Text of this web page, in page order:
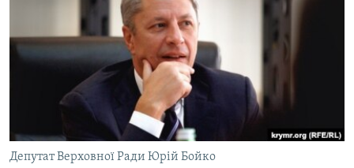
КИТАЙ.ВИКЛИКИ
МУЛЬТИМЕДІА
СПЕЦПРОЄКТИ
ПОДКАСТИ
Депутат Верховної Ради Юрій Бойко